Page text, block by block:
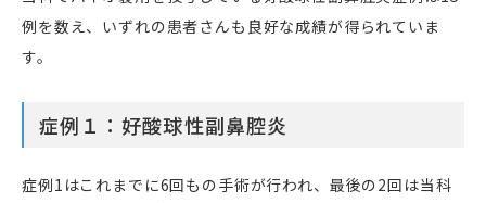
例を数え、いずれの患者さんも良好な成績が得られていま
す。
症例１：好酸球性副鼻腔炎
症例1はこれまでに6回もの手術が行われ、最後の2回は当科